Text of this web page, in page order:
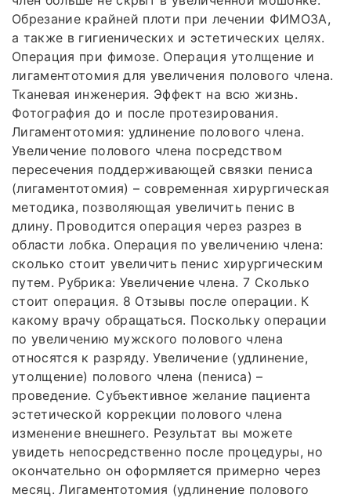
Обрезание крайней плоти при лечении ФИМОЗА,
а также в гигиенических и эстетических целях.
Операция при фимозе. Операция утолщение и
лигаментотомия для увеличения полового члена.
Тканевая инженерия. Эффект на всю жизнь.
Фотография до и после протезирования.
Лигаментотомия: удлинение полового члена.
Увеличение полового члена посредством
пересечения поддерживающей связки пениса
(лигаментотомия) – современная хирургическая
методика, позволяющая увеличить пенис в
длину. Проводится операция через разрез в
области лобка. Операция по увеличению члена:
сколько стоит увеличить пенис хирургическим
путем. Рубрика: Увеличение члена. 7 Сколько
стоит операция. 8 Отзывы после операции. К
какому врачу обращаться. Поскольку операции
по увеличению мужского полового члена
относятся к разряду. Увеличение (удлинение,
утолщение) полового члена (пениса) –
проведение. Субъективное желание пациента
эстетической коррекции полового члена
изменение внешнего. Результат вы можете
увидеть непосредственно после процедуры, но
окончательно он оформляется примерно через
месяц. Лигаментотомия (удлинение полового